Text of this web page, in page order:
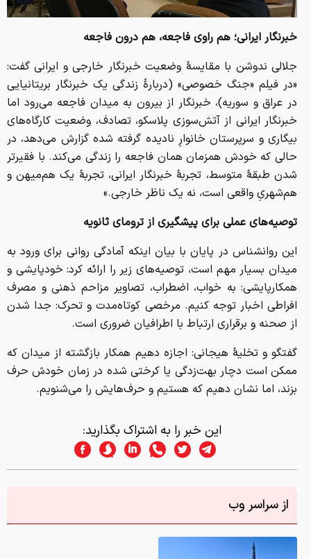
خبرنگار ایرانی؛ هم راوی فاجعه، هم درون فاجعه
جلالی ندوشن با مقایسهٔ وضعیت خبرنگار خارجی و ایرانی گفت:
«در فیلم «جنگ خصوصی» (دربارهٔ زندگی یک خبرنگار بریتانیایی
در عراق و سوریه)، خبرنگار از بیرون به میدان فاجعه می‌رود اما
خبرنگار ایرانی از آتش‌سوزی پلاسکو، تصادف، وضعیت کارگاه‌های
بیگاری و سرپرستان خانوارِ نادیده گرفته شده گزارش می‌دهد، در
حالی که خودش همزمان همان فاجعه را زندگی می‌کند. با فقیرتر
شدن طبقهٔ متوسط، تجربهٔ خبرنگار ایرانی، تجربهٔ یک هم‌میهن و
هم‌شهریِ واقعی است، نه یک ناظر خارجی.»
توصیه‌های عملی برای پیشگیری از ترومای ثانویه
این روانشناس در پایان با بیان اینکه آمادگی روانی برای ورود به
میدان بسیار مهم است، توصیه‌های زیر را ارائه کرد: خودپایشی و
همکارپایشی: به خواب، اضطراب، تصاویر مزاحم ذهنی و مصرف
افراطی اخبار توجه کنیم. مرخصی کوتاه‌مدت و تحرک: جدا شدن
از صحنه و برقراری ارتباط با اطرافیان ضروری است.
گفتگو و تخلیهٔ هیجانی: اجازه دهیم همکار بازگشته از میدان که
ممکن است دچار بهت‌زدگی یا کرختی شده در زمان خودش حرف
بزند، اما نشان دهیم که هستیم و حرف‌هایش را می‌شنویم.
این خبر را به اشتراک بگذارید:
از سراسر وب